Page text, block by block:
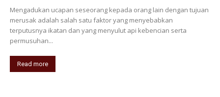
Mengadukan ucapan seseorang kepada orang lain dengan tujuan
merusak adalah salah satu faktor yang menyebabkan
terputusnya ikatan dan yang menyulut api kebencian serta
permusuhan...
Read more